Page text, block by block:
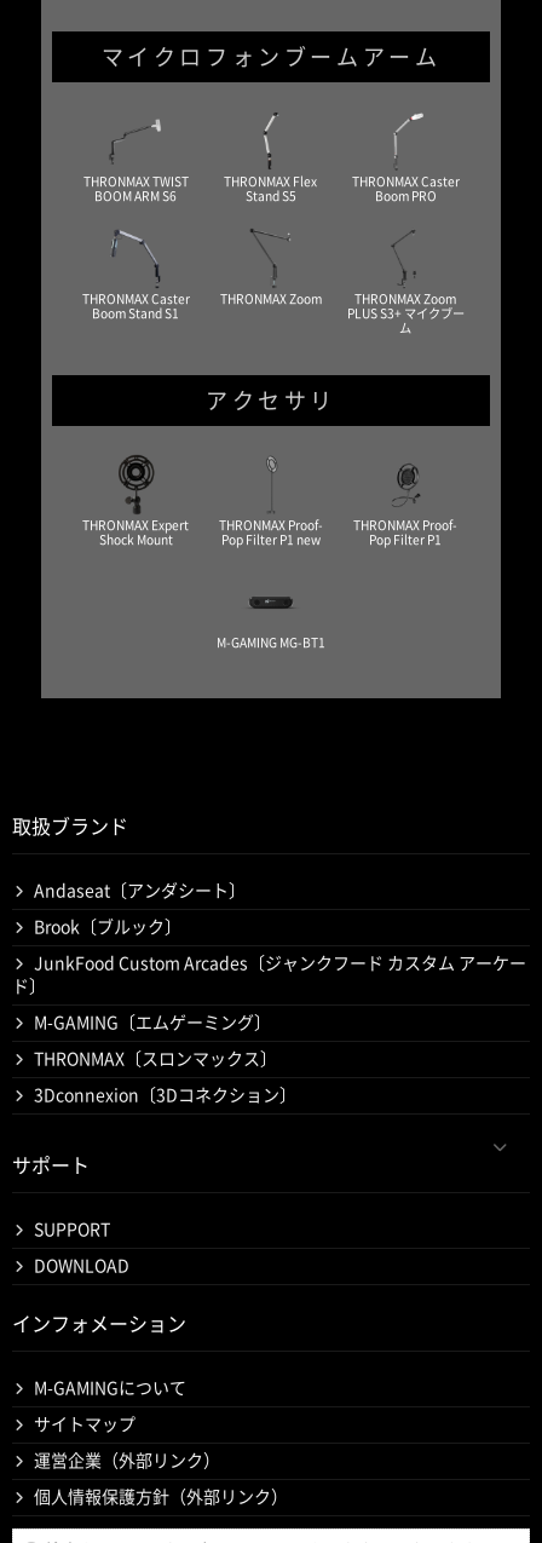
マイクロフォンブームアーム
THRONMAX TWIST
BOOM ARM S6
THRONMAX Flex
Stand S5
THRONMAX Caster
Boom PRO
THRONMAX Caster
Boom Stand S1
THRONMAX Zoom
THRONMAX Zoom
PLUS S3+ マイクブー
ム
アクセサリ
THRONMAX Expert
Shock Mount
THRONMAX Proof-
Pop Filter P1 new
THRONMAX Proof-
Pop Filter P1
M-GAMING MG-BT1
取扱ブランド
Andaseat〔アンダシート〕
Brook〔ブルック〕
JunkFood Custom Arcades〔ジャンクフード カスタム アーケー
ド〕
M-GAMING〔エムゲーミング〕
THRONMAX〔スロンマックス〕
3Dconnexion〔3Dコネクション〕
サポート
SUPPORT
DOWNLOAD
インフォメーション
M-GAMINGについて
サイトマップ
運営企業（外部リンク）
個人情報保護方針（外部リンク）